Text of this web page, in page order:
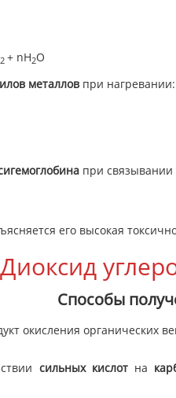
+ nН2О
металлов при нагревании:
при связывании
его высокая
Диоксид
Способы
окисления органических
сильных кислот на